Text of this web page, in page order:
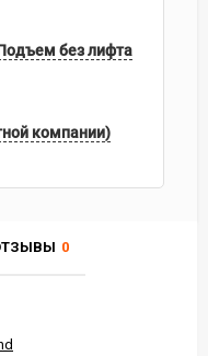
0
без лифта
компании)